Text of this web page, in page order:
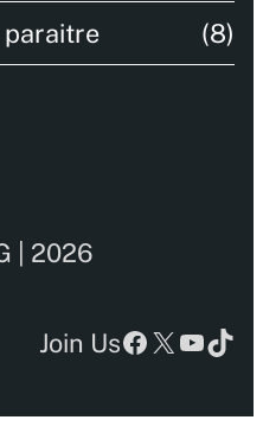
paraitre (8)
| 2026
Join Us